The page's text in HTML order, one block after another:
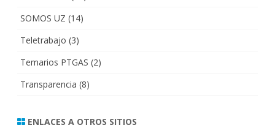
SOMOS UZ (14)
Teletrabajo (3)
Temarios PTGAS (2)
Transparencia (8)
ENLACES A OTROS SITIOS